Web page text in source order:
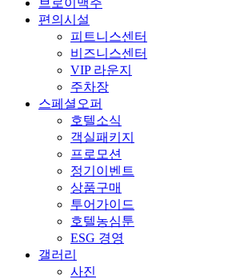
편의시설
피트니스센터
비즈니스센터
VIP 라운지
주차장
스페셜오퍼
호텔소식
객실패키지
프로모션
정기이벤트
상품구매
투어가이드
호텔농심툰
ESG 경영
갤러리
사진